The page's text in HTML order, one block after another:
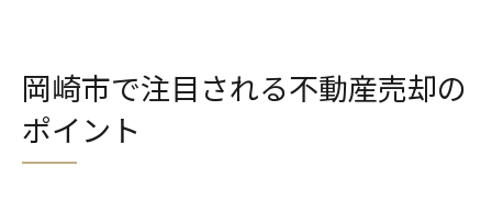
岡崎市で注目される不動産売却の
ポイント